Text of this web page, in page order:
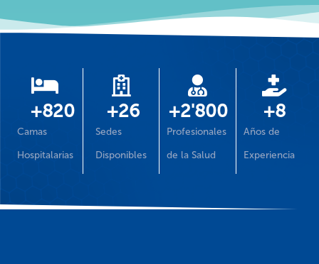
Camas
Hospitalarias
+820
Sedes
Disponibles
+26
Profesionales
de la Salud
+2'800
Años de
Experiencia
+8